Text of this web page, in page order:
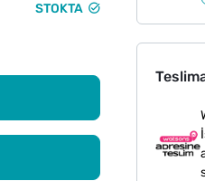
STOKTA